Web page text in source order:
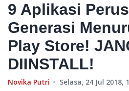
9 Aplikasi
Generasi
Play Store!
DIINSTALL!
Novika Putri Selasa, 24 Jul 2018,